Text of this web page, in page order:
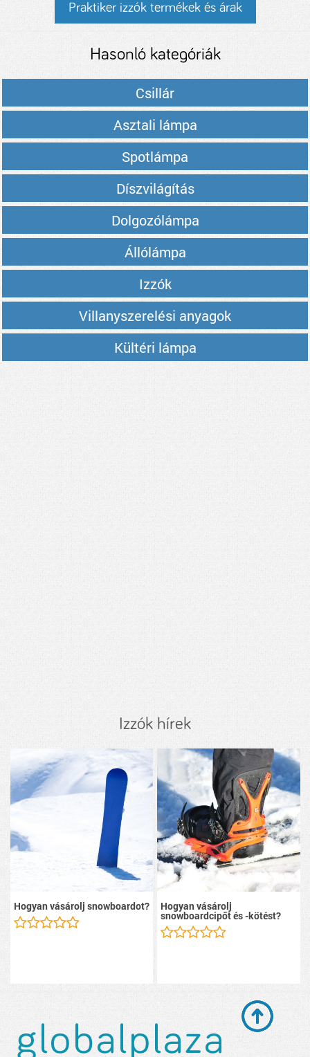
Praktiker izzók termékek és árak
Hasonló kategóriák
Csillár
Asztali lámpa
Spotlámpa
Díszvilágítás
Dolgozólámpa
Állólámpa
Izzók
Villanyszerelési anyagok
Kültéri lámpa
Izzók hírek
Hogyan vásárolj snowboardot? Hogyan vásárolj
snowboardcipőt és -kötést?